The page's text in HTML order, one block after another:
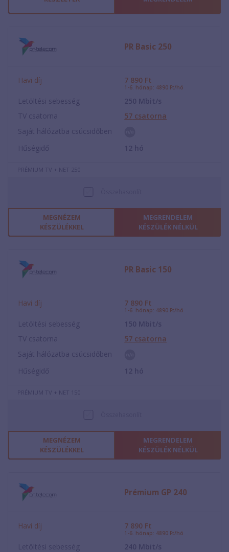
PR Basic 250
Havi díj 7 890 Ft
1-6. hónap: 4890 Ft/hó
Letöltési sebesség 250 Mbit/s
TV csatorna
57 csatorna
Saját hálózatba csúcsidőben
Hűségidő
12 hó
PRÉMIUM TV + NET 250
MEGNÉZEM
KÉSZÜLÉKKEL
MEGRENDELEM
KÉSZÜLÉK NÉLKÜL
PR Basic 150
Havi díj 7 890 Ft
1-6. hónap: 4890 Ft/hó
Letöltési sebesség 150 Mbit/s
TV csatorna
57 csatorna
Saját hálózatba csúcsidőben
Hűségidő
12 hó
PRÉMIUM TV + NET 150
MEGNÉZEM
KÉSZÜLÉKKEL
MEGRENDELEM
KÉSZÜLÉK NÉLKÜL
Prémium GP 240
Havi díj 7 890 Ft
1-6. hónap: 4890 Ft/hó
Letöltési sebesség 240 Mbit/s